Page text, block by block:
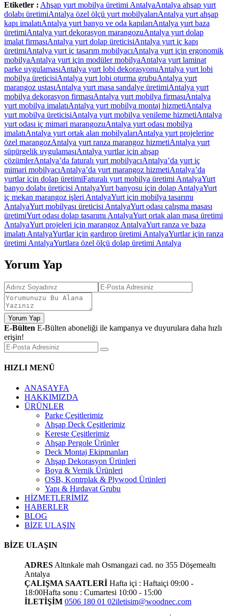
Etiketler : Ahşap yurt mobilya üretimi AntalyaAntalya ahşap yurt
dolabı üretimiAntalya özel ölçü yurt mobilyalarıAntalya yurt ahşap
kapı imalatıAntalya yurt banyo ve oda kapılarıAntalya yurt baza
üretimiAntalya yurt dekorasyon marangozuAntalya yurt dolap
imalat firmasıAntalya yurt dolap üreticisiAntalya yurt iç kapı
üretimiAntalya yurt iç tasarım mobilyacıAntalya yurt için ergonomik
mobilyaAntalya yurt için modüler mobilyaAntalya yurt laminat
parke uygulamasıAntalya yurt lobi dekorasyonuAntalya yurt lobi
mobilya üreticisiAntalya yurt lobi oturma grubuAntalya yurt
marangoz ustasıAntalya yurt masa sandalye üretimiAntalya yurt
mobilya dekorasyon firmasıAntalya yurt mobilya firmasıAntalya
yurt mobilya imalatıAntalya yurt mobilya montaj hizmetiAntalya
yurt mobilya üreticisiAntalya yurt mobilya yenileme hizmetiAntalya
yurt odası iç mimari marangozuAntalya yurt odası mobilya
imalatıAntalya yurt ortak alan mobilyalarıAntalya yurt projelerine
özel marangozAntalya yurt ranza marangoz hizmetiAntalya yurt
süpürgelik uygulamasıAntalya yurtlar için ahşap
çözümlerAntalya’da faturalı yurt mobilyacıAntalya’da yurt iç
mimari mobilyacıAntalya’da yurt marangoz hizmetiAntalya’da
yurtlar için dolap üretimiFaturalı yurt mobilya üretimi AntalyaYurt
banyo dolabı üreticisi AntalyaYurt banyosu için dolap AntalyaYurt
iç mekan marangoz işleri AntalyaYurt için mobilya tasarımı
AntalyaYurt mobilyası üreticisi AntalyaYurt odası çalışma masası
üretimiYurt odası dolap tasarımı AntalyaYurt ortak alan masa üretimi
AntalyaYurt projeleri için marangoz AntalyaYurt ranza ve baza
imalatı AntalyaYurtlar için gardırop üretimi AntalyaYurtlar için ranza
üretimi AntalyaYurtlara özel ölçü dolap üretimi Antalya
Yorum Yap
Yorum Yap
E-Bülten E-Bülten aboneliği ile kampanya ve duyurulara daha hızlı
erişin!
HIZLI MENÜ
ANASAYFA
HAKKIMIZDA
ÜRÜNLER
Parke Çeşitlerimiz
Ahşap Deck Çeşitlerimiz
Kereste Çeşitlerimiz
Ahşap Pergole Ürünler
Deck Montaj Ekipmanları
Ahşap Dekorasyon Ürünleri
Boya & Vernik Ürünleri
OSB, Kontrplak & Plywood Ürünleri
Yapı & Hırdavat Grubu
HİZMETLERİMİZ
HABERLER
BLOG
BİZE ULAŞIN
BİZE ULAŞIN
ADRES Altınkale mah Osmangazi cad. no 355 Döşemealtı
Antalya
ÇALIŞMA SAATLERİ Hafta içi : Haftaiçi 09:00 -
18:00Hafta sonu : Cumartesi 10:00 - 15:00
İLETİŞİM 0506 180 01 02iletisim@woodnec.com